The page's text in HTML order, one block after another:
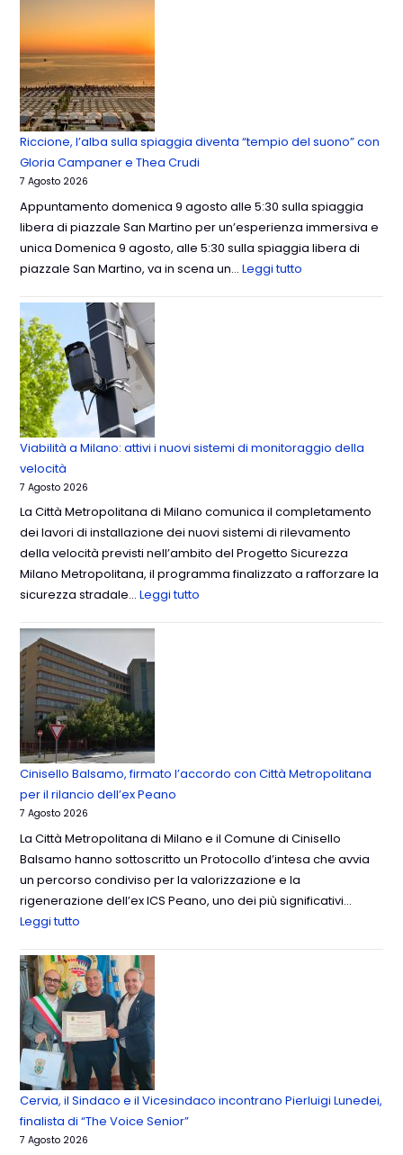
Riccione, l’alba sulla spiaggia diventa “tempio del suono” con
Gloria Campaner e Thea Crudi
7 Agosto 2026
Appuntamento domenica 9 agosto alle 5:30 sulla spiaggia
libera di piazzale San Martino per un’esperienza immersiva e
unica Domenica 9 agosto, alle 5:30 sulla spiaggia libera di
piazzale San Martino, va in scena un…Leggi tutto
Viabilità a Milano: attivi i nuovi sistemi di monitoraggio della
velocità
7 Agosto 2026
La Città Metropolitana di Milano comunica il completamento
dei lavori di installazione dei nuovi sistemi di rilevamento
della velocità previsti nell’ambito del Progetto Sicurezza
Milano Metropolitana, il programma finalizzato a rafforzare la
sicurezza stradale…Leggi tutto
Cinisello Balsamo, firmato l’accordo con Città Metropolitana
per il rilancio dell’ex Peano
7 Agosto 2026
La Città Metropolitana di Milano e il Comune di Cinisello
Balsamo hanno sottoscritto un Protocollo d’intesa che avvia
un percorso condiviso per la valorizzazione e la
rigenerazione dell’ex ICS Peano, uno dei più significativi…
Leggi tutto
Cervia, il Sindaco e il Vicesindaco incontrano Pierluigi Lunedei,
finalista di “The Voice Senior”
7 Agosto 2026